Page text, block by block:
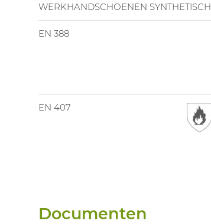
WERKHANDSCHOENEN SYNTHETISCH
EN 388
EN 407
Documenten